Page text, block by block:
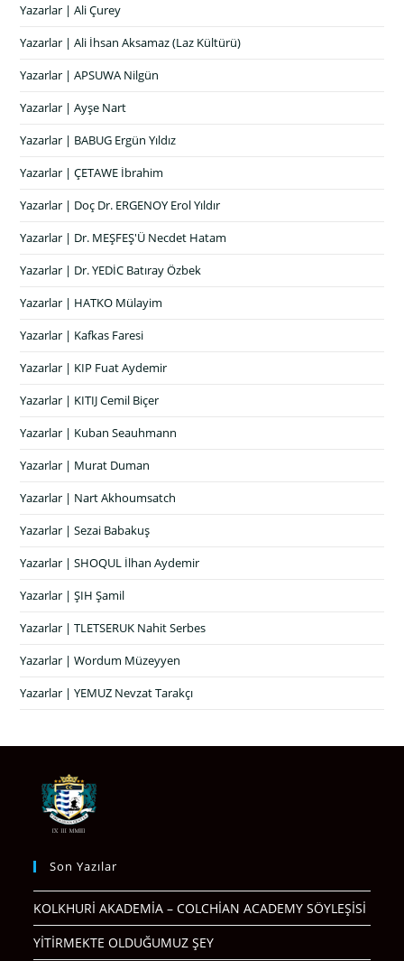
Yazarlar | Ali Çurey
Yazarlar | Ali İhsan Aksamaz (Laz Kültürü)
Yazarlar | APSUWA Nilgün
Yazarlar | Ayşe Nart
Yazarlar | BABUG Ergün Yıldız
Yazarlar | ÇETAWE İbrahim
Yazarlar | Doç Dr. ERGENOY Erol Yıldır
Yazarlar | Dr. MEŞFEŞ'Ü Necdet Hatam
Yazarlar | Dr. YEDİC Batıray Özbek
Yazarlar | HATKO Mülayim
Yazarlar | Kafkas Faresi
Yazarlar | KIP Fuat Aydemir
Yazarlar | KITIJ Cemil Biçer
Yazarlar | Kuban Seauhmann
Yazarlar | Murat Duman
Yazarlar | Nart Akhoumsatch
Yazarlar | Sezai Babakuş
Yazarlar | SHOQUL İlhan Aydemir
Yazarlar | ŞIH Şamil
Yazarlar | TLETSERUK Nahit Serbes
Yazarlar | Wordum Müzeyyen
Yazarlar | YEMUZ Nevzat Tarakçı
Son Yazılar
KOLKHURİ AKADEMİA – COLCHİAN ACADEMY SÖYLEŞİSİ
YİTİRMEKTE OLDUĞUMUZ ŞEY